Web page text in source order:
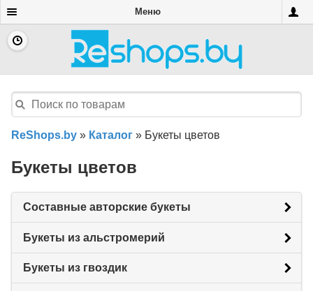
Меню
ReShops.by » Каталог » Букеты цветов
Букеты цветов
Составные авторские букеты
Букеты из альстромерий
Букеты из гвоздик